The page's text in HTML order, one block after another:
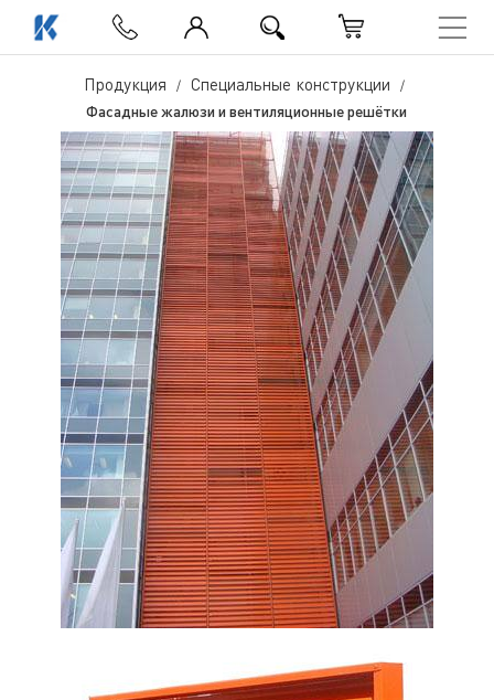
Фасадные жалюзи и вентиляционные решётки
Продукция Специальные конструкции
Фасадные жалюзи и вентиляционные решётки